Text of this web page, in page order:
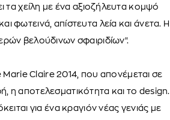
61,84
τα χείλη με ένα αξιοζήλευτα κομψό
φωτεινά, απίστευτα λεία και άνετα. Η
βελούδινων σφαιριδίων".
Claire 2014, που απονέμεται σε
η αποτελεσματικότητα και το design.
για ένα κραγιόν νέας γενιάς με